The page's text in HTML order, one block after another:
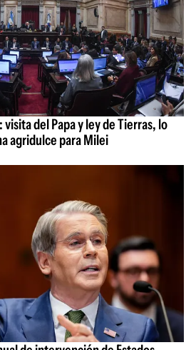
del Papa y ley de Tierras, lo
agridulce para Milei